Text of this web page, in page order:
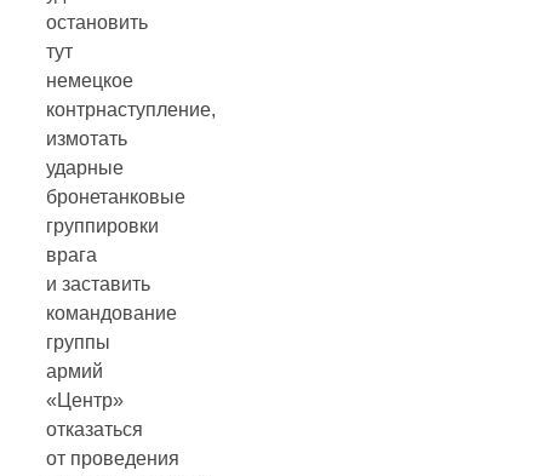
остановить
тут
немецкое
контрнаступление,
измотать
ударные
бронетанковые
группировки
врага
и заставить
командование
группы
армий
«Центр»
отказаться
от проведения